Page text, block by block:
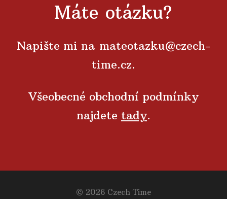
Máte otázku?
Napište mi na mateotazku@czech-
time.cz.
Všeobecné obchodní podmínky
najdete tady.
© 2026 Czech Time